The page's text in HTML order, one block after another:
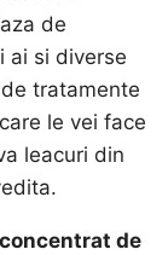
de
ai si diverse
tratamente
le vei face
leacuri din
de